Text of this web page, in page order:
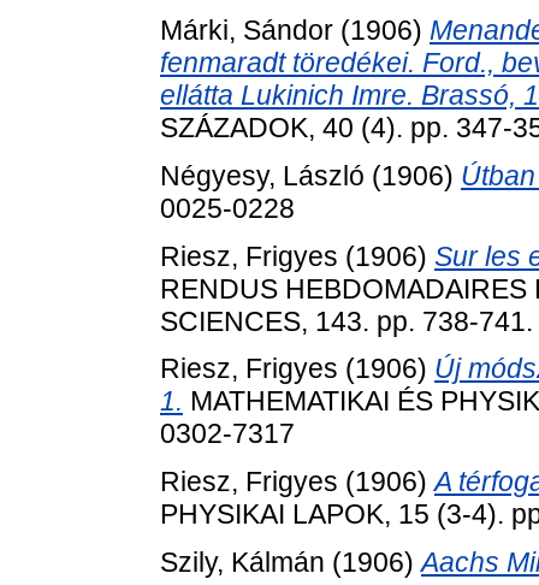
Márki, Sándor (1906)
fenmaradt töredékei. Ford.,
ellátta Lukinich Imre. Brassó,
SZÁZADOK, 40 (4). pp. 347-
Négyesy, László (1906)
0025-0228
Riesz, Frigyes (1906) Sur les
RENDUS HEBDOMADAIRES
SCIENCES, 143. pp. 738-
Riesz, Frigyes (1906) Új
1. MATHEMATIKAI ÉS
0302-7317
Riesz, Frigyes (1906)A
PHYSIKAI LAPOK, 15 (3-4).
Szily, Kálmán (1906)Aachs